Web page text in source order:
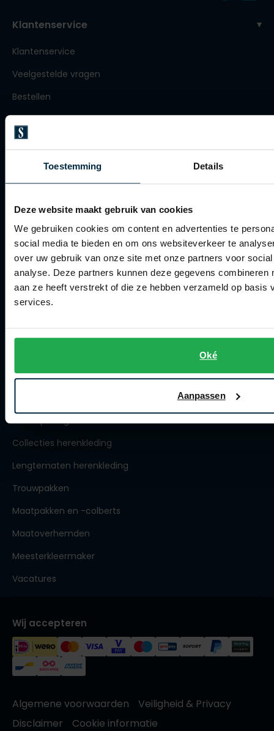
Toestemming Details
Deze website maakt gebruik van cookies
We gebruiken cookies om content en advertenties te
social media te bieden en om ons websiteverkeer te
over uw gebruik van onze site met onze partners voor
analyse. Deze partners kunnen deze gegevens combineren
aan ze heeft verstrekt of die ze hebben verzameld op basis
services.
Oké
Aanpassen
Superdry
Thomas Maine
Tramarossa
Vanguard
Klantenservice
Klantenservice
Veelgestelde vragen
Bestellen
Betalen
Verzenden
Retourneren
Klachtenafhandeling
Actievoorwaarden
Artikelonderhoud
Winkel
Winkel
Contact winkel
Over Spierings
Collecties herenkleding
Lengtematen herenkleding
Trouwpakken
Maatpakken en -colberts
Maatoverhemden
Meesterkleermaker
Vacatures
Wij accepteren
Algemene voorwaarden
Veiligheid & Privacy
Disclaimer
Cookie informatie